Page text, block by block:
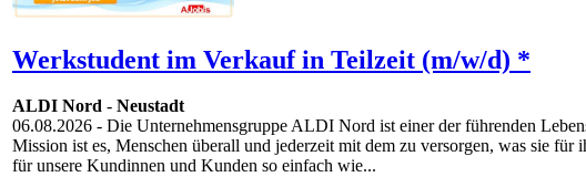
Werkstudent im Verkauf in Teilzeit (m/w/d) *
ALDI Nord - Neustadt
06.08.2026 - Die Unternehmensgruppe ALDI Nord ist einer der führenden
Mission ist es, Menschen überall und jederzeit mit dem zu versorgen, was sie
für unsere Kundinnen und Kunden so einfach wie...